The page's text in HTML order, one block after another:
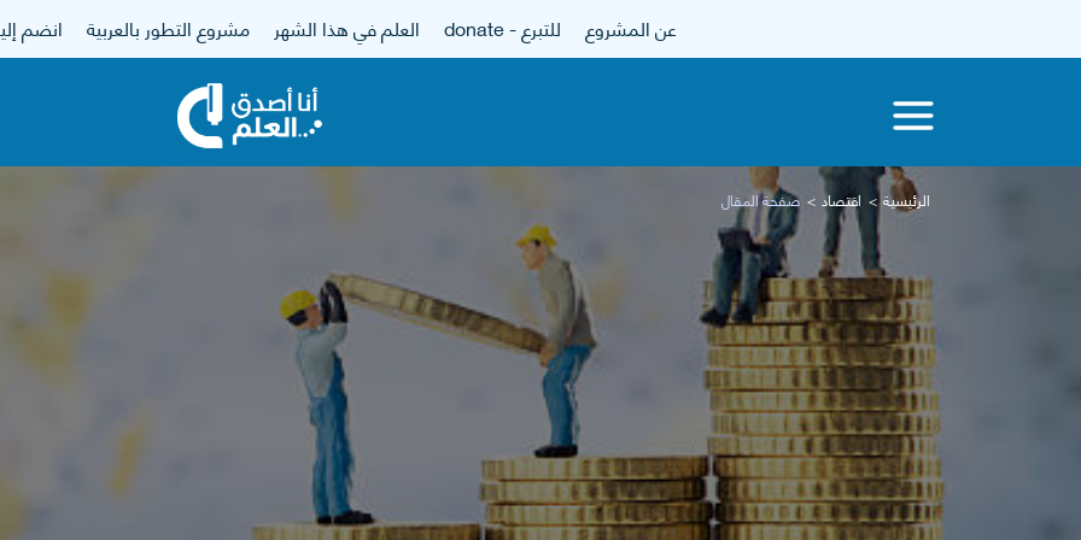
عن المشروع للتبرع - donate العلم في هذا الشهر مشروع التطور بالعربية انضم
الرئيسية اقتصاد صفحة المقال